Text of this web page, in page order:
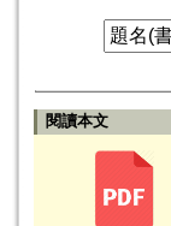
閱讀本文